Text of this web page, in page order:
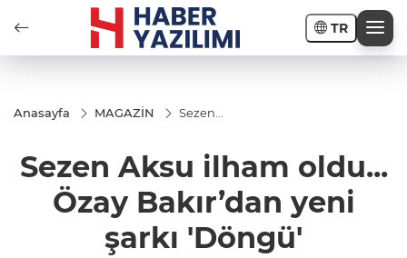
TR
Anasayfa MAGAZİN
Sezen
oldu...
Özay
yeni şarkı
'Döngü'
Sezen Aksu ilham oldu...
Özay Bakır’dan yeni
şarkı 'Döngü'